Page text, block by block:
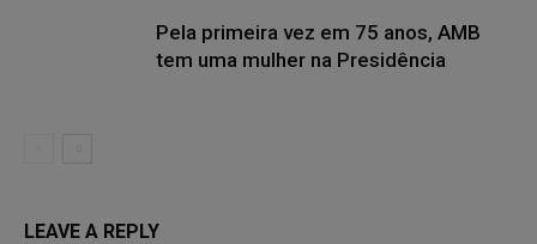
Pela primeira vez em 75 anos, AMB
tem uma mulher na Presidência
LEAVE A REPLY